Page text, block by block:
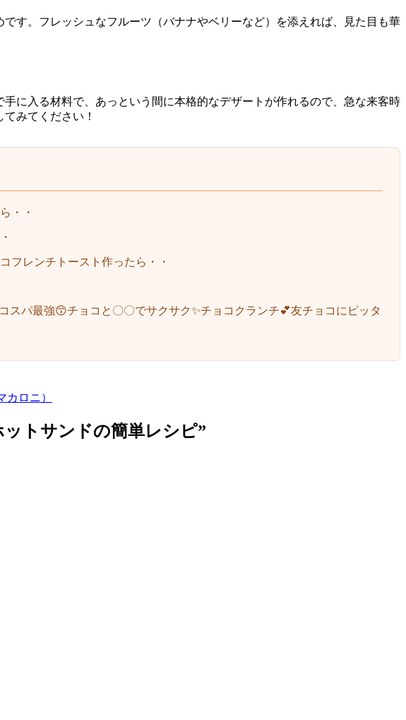
す。フレッシュなフルーツ（バナナやベリーなど）を添えれば、見た目も華
に入る材料で、あっという間に本格的なデザートが作れるので、急な来客時
みてください！
・・
フレンチトースト作ったら・・
スパ最強😙チョコと〇〇でサクサク✨チョコクランチ💕友チョコにピッタ
ロニ）
ットサンドの簡単レシピ”